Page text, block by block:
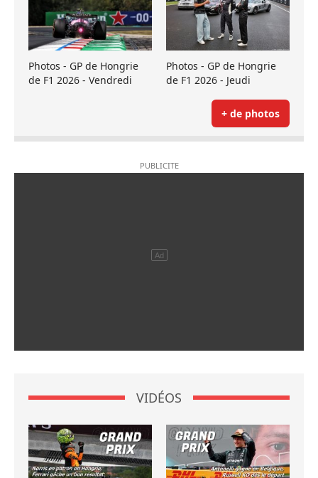
Photos - GP de Hongrie
de F1 2026 - Vendredi
Photos - GP de Hongrie
de F1 2026 - Jeudi
+ de photos
VIDÉOS